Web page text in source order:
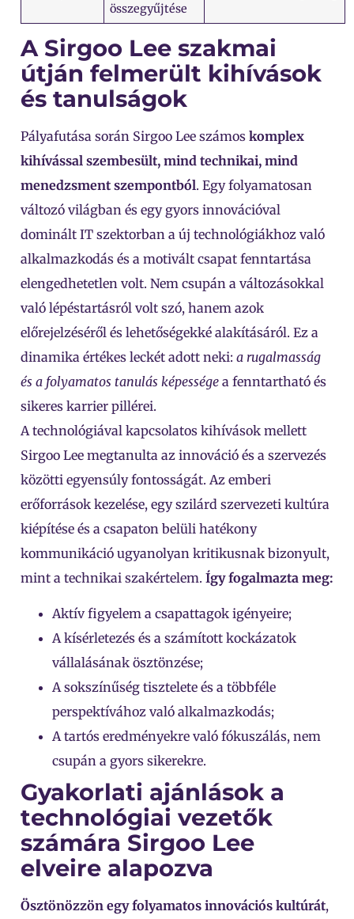
összegyűjtése
A Sirgoo Lee szakmai
útján felmerült kihívások
és tanulságok
Pályafutása során Sirgoo Lee számos komplex
kihívással szembesült, mind technikai, mind
menedzsment szempontból. Egy folyamatosan
változó világban és egy gyors innovációval
dominált IT szektorban a új technológiákhoz való
alkalmazkodás és a motivált csapat fenntartása
elengedhetetlen volt. Nem csupán a változásokkal
való lépéstartásról volt szó, hanem azok
előrejelzéséről és lehetőségekké alakításáról. Ez a
dinamika értékes leckét adott neki: a rugalmasság
és a folyamatos tanulás képessége a fenntartható és
sikeres karrier pillérei.
A technológiával kapcsolatos kihívások mellett
Sirgoo Lee megtanulta az innováció és a szervezés
közötti egyensúly fontosságát. Az emberi
erőforrások kezelése, egy szilárd szervezeti kultúra
kiépítése és a csapaton belüli hatékony
kommunikáció ugyanolyan kritikusnak bizonyult,
mint a technikai szakértelem. Így fogalmazta meg:
Aktív figyelem a csapattagok igényeire;
A kísérletezés és a számított kockázatok
vállalásának ösztönzése;
A sokszínűség tisztelete és a többféle
perspektívához való alkalmazkodás;
A tartós eredményekre való fókuszálás, nem
csupán a gyors sikerekre.
Gyakorlati ajánlások a
technológiai vezetők
számára Sirgoo Lee
elveire alapozva
Ösztönözzön egy folyamatos innovációs kultúrát,